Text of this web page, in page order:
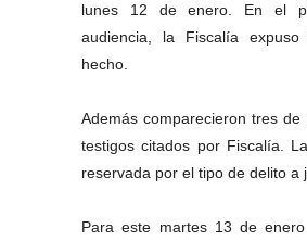
lunes 12 de enero. En el
audiencia, la Fiscalía
hecho.
Además comparecieron tres
testigos citados por Fiscalía.
reservada por el tipo de delito a
Para este martes 13 de